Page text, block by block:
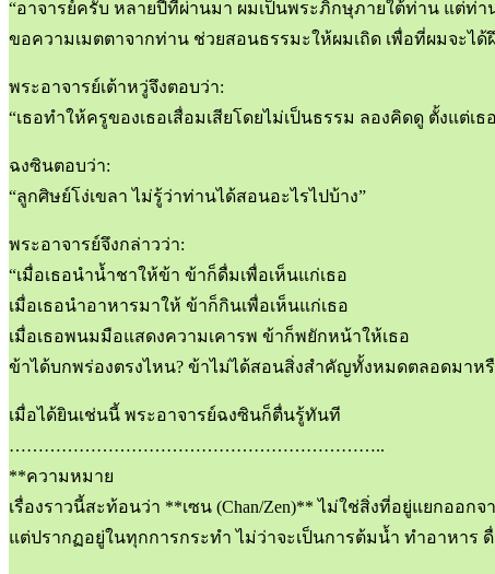
“อาจารย์ครับ หลายปีที่ผ่านมา ผมเป็นพระภิกษุภายใต้ท่าน แต่ท่า
ขอความเมตตาจากท่าน ช่วยสอนธรรมะให้ผมเถิด เพื่อที่ผมจะไ
พระอาจารย์เต้าหวู่จึงตอบว่า:
“เธอทำให้ครูของเธอเสื่อมเสียโดยไม่เป็นธรรม ลองคิดดู ตั้งแต่
ฉงซินตอบว่า:
“ลูกศิษย์โง่เขลา ไม่รู้ว่าท่านได้สอนอะไรไปบ้าง”
พระอาจารย์จึงกล่าวว่า:
“เมื่อเธอนำน้ำชาให้ข้า ข้าก็ดื่มเพื่อเห็นแก่เธอ
เมื่อเธอนำอาหารมาให้ ข้าก็กินเพื่อเห็นแก่เธอ
เมื่อเธอพนมมือแสดงความเคารพ ข้าก็พยักหน้าให้เธอ
ข้าได้บกพร่องตรงไหน? ข้าไม่ได้สอนสิ่งสำคัญทั้งหมดตลอดมาหรื
เมื่อได้ยินเช่นนี้ พระอาจารย์ฉงซินก็ตื่นรู้ทันที
………………………………………………………..
**ความหมาย
เรื่องราวนี้สะท้อนว่า **เซน (Chan/Zen)** ไม่ใช่สิ่งที่อยู่แยกออก
แต่ปรากฏอยู่ในทุกการกระทำ ไม่ว่าจะเป็นการต้มน้ำ ทำอาหา